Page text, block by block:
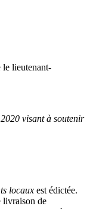
le lieutenant-
visant à soutenir
locaux est édictée.
livraison de